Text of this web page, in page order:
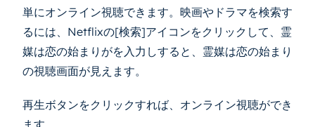
単にオンライン視聴できます。映画やドラマを検索す
るには、Netflixの[検索]アイコンをクリックして、霊
媒は恋の始まりがを入力しすると、霊媒は恋の始まり
の視聴画面が見えます。
再生ボタンをクリックすれば、オンライン視聴ができ
ます。